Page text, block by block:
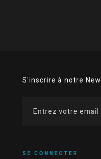
S'inscrire à notre
SE CONNECTER